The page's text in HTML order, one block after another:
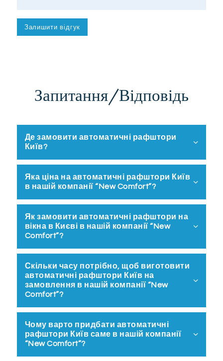
Запитання/Відповідь
Де замовити автоматичні рафштори
Київ?
Яка ціна на автоматичні рафштори Київ
в нашій компанії “New Comfort”?
Як замовити автоматичні рафштори на
вікна в Києві в нашій компанії “New
Comfort”?
Скільки часу потрібно, щоб виготовити
автоматичні рафштори Київ на
замовлення в нашій компанії “New
Comfort”?
Чому варто придбати автоматичні
рафштори Київ саме в нашій компанії
“New Comfort”?